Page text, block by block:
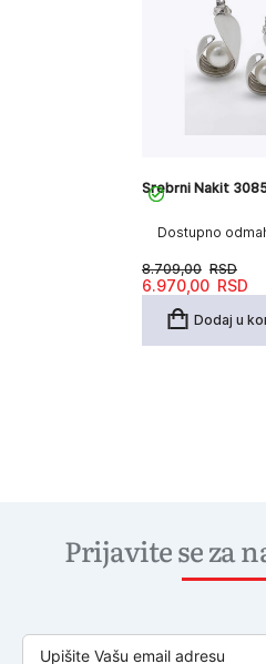
Dostupno
Srebrni Nakit
8.709,00 RSD
Originalna
6.970,00 RSD
Trenutna
Dodaj u
Prijavite se za